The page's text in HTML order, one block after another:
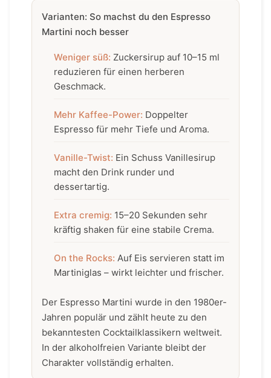
Varianten: So machst du den Espresso
Martini noch besser
Weniger süß: Zuckersirup auf 10–15 ml
reduzieren für einen herberen
Geschmack.
Mehr Kaffee-Power: Doppelter
Espresso für mehr Tiefe und Aroma.
Vanille-Twist: Ein Schuss Vanillesirup
macht den Drink runder und
dessertartig.
Extra cremig: 15–20 Sekunden sehr
kräftig shaken für eine stabile Crema.
On the Rocks: Auf Eis servieren statt im
Martiniglas – wirkt leichter und frischer.
Der Espresso Martini wurde in den 1980er-
Jahren populär und zählt heute zu den
bekanntesten Cocktailklassikern weltweit.
In der alkoholfreien Variante bleibt der
Charakter vollständig erhalten.